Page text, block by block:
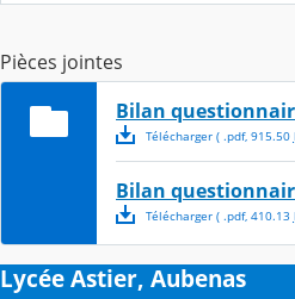
Pièces jointes
Bilan
Télécharger( .pdf, 915.50
Bilan
Télécharger( .pdf, 410.13
Lycée Astier, Aubenas